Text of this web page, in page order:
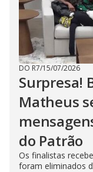
DO R7/15/07/2026
Surpresa!
Matheus
do Patrão
Os finalistas
foram eliminados